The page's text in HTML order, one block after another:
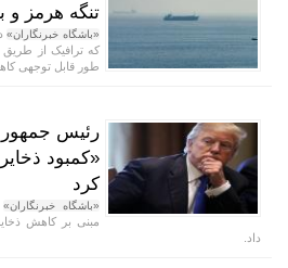
تنگه هرمز و
«باشگاه خبرنگاران»
که ترافیک از طریق
طور قابل توجهی
رئیس جمهور
«کمبود
کرد
«باشگاه خبرنگاران»
مبنی بر کاهش
داد.